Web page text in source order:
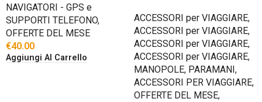
NAVIGATORI - GPS e
SUPPORTI TELEFONO,
OFFERTE DEL MESE
€40.00
Aggiungi Al Carrello
ACCESSORI per VIAGGIARE,
ACCESSORI per VIAGGIARE,
ACCESSORI per VIAGGIARE,
ACCESSORI per VIAGGIARE,
MANOPOLE, PARAMANI,
ACCESSORI PER VIAGGIARE,
OFFERTE DEL MESE,